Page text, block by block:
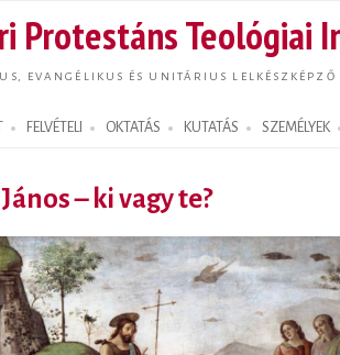
Protestáns Teológiai
EVANGÉLIKUS ÉS UNITÁRIUS LELKÉSZKÉPZŐ
FELVÉTELI OKTATÁS KUTATÁS SZEMÉLYEK
– ki vagy te?